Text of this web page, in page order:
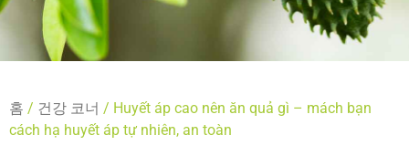
홈 / 건강 코너 / Huyết áp cao nên ăn quả gì – mách bạn
cách hạ huyết áp tự nhiên, an toàn